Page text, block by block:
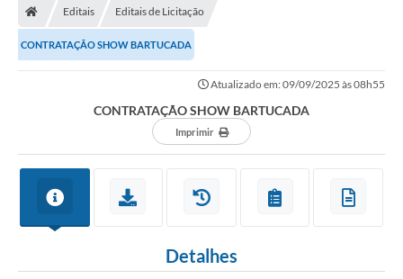
Ouvidoria
Legislação
Serviços Online
Telefones Úteis
Editais Editais de Licitação
CONTRATAÇÃO SHOW BARTUCADA
Atualizado em: 09/09/2025 às 08h55
CONTRATAÇÃO SHOW BARTUCADA
Imprimir
Detalhes